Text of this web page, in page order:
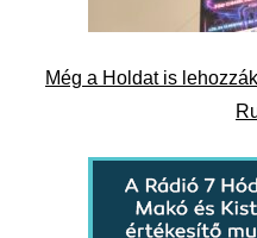
Még a Holdat is